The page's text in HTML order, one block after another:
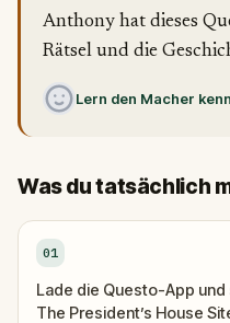
Anthony hat dieses
Rätsel und die
Lern den Macher
Was du tatsächlich
01
Lade die Questo-App
The President’s House